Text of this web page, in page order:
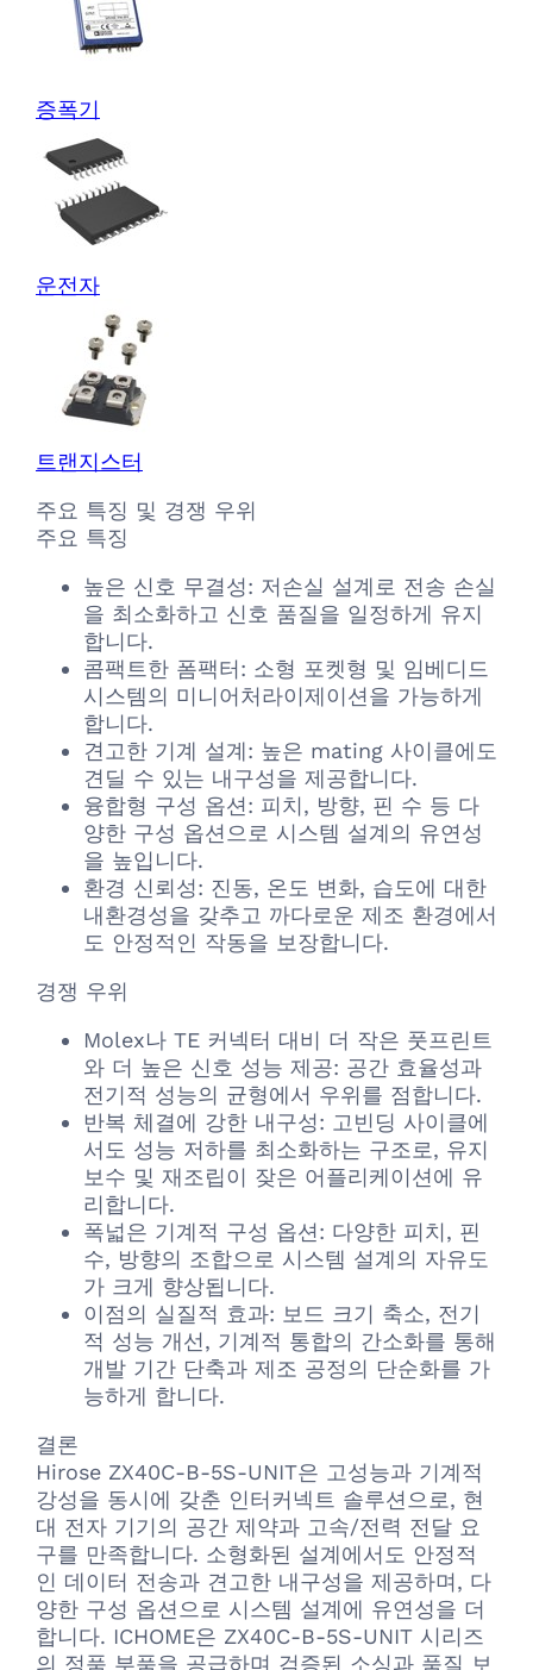
증폭기
운전자
트랜지스터
주요 특징 및 경쟁 우위
주요 특징
높은 신호 무결성: 저손실 설계로 전송 손실
을 최소화하고 신호 품질을 일정하게 유지
합니다.
콤팩트한 폼팩터: 소형 포켓형 및 임베디드
시스템의 미니어처라이제이션을 가능하게
합니다.
견고한 기계 설계: 높은 mating 사이클에도
견딜 수 있는 내구성을 제공합니다.
융합형 구성 옵션: 피치, 방향, 핀 수 등 다
양한 구성 옵션으로 시스템 설계의 유연성
을 높입니다.
환경 신뢰성: 진동, 온도 변화, 습도에 대한
내환경성을 갖추고 까다로운 제조 환경에서
도 안정적인 작동을 보장합니다.
경쟁 우위
Molex나 TE 커넥터 대비 더 작은 풋프린트
와 더 높은 신호 성능 제공: 공간 효율성과
전기적 성능의 균형에서 우위를 점합니다.
반복 체결에 강한 내구성: 고빈딩 사이클에
서도 성능 저하를 최소화하는 구조로, 유지
보수 및 재조립이 잦은 어플리케이션에 유
리합니다.
폭넓은 기계적 구성 옵션: 다양한 피치, 핀
수, 방향의 조합으로 시스템 설계의 자유도
가 크게 향상됩니다.
이점의 실질적 효과: 보드 크기 축소, 전기
적 성능 개선, 기계적 통합의 간소화를 통해
개발 기간 단축과 제조 공정의 단순화를 가
능하게 합니다.
결론
Hirose ZX40C-B-5S-UNIT은 고성능과 기계적
강성을 동시에 갖춘 인터커넥트 솔루션으로, 현
대 전자 기기의 공간 제약과 고속/전력 전달 요
구를 만족합니다. 소형화된 설계에서도 안정적
인 데이터 전송과 견고한 내구성을 제공하며, 다
양한 구성 옵션으로 시스템 설계에 유연성을 더
합니다. ICHOME은 ZX40C-B-5S-UNIT 시리즈
의 정품 부품을 공급하며 검증된 소싱과 품질 보